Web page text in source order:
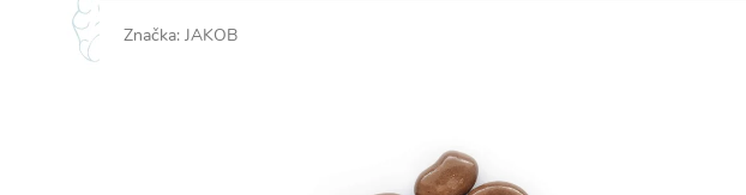
Značka: JAKOB